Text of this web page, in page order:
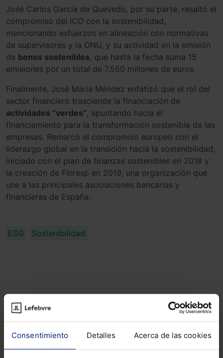
Consentimiento Detalles Acerca de las cookies
José Carlos García de Quevedo, por su parte, resaltó el
compromiso del ICO con la sostenibilidad,
mencionando esfuerzos en alineación con normativas
de supervisores y la ONU, y su actividad en la emisión
de bonos sostenibles, que hasta la fecha suma 15
emisiones por un total de 7.550 millones de euros.
Finalmente, José María Méndez enfatizó que el rol del
sector financiero trasciende la financiación de
actividades “verdes”, apuntando hacia el
financiamiento para la transformación sostenible de las
empresas. Remarcó el compromiso europeo con el
liderazgo global en la transición hacia la sostenibilidad,
iniciado con el plan de finanzas sostenibles en 2018 y
la creación de Finresp en 2019, una organización que
une a las principales asociaciones bancarias y
financieras de España.
ESG Sostenibilidad
ALERTAS